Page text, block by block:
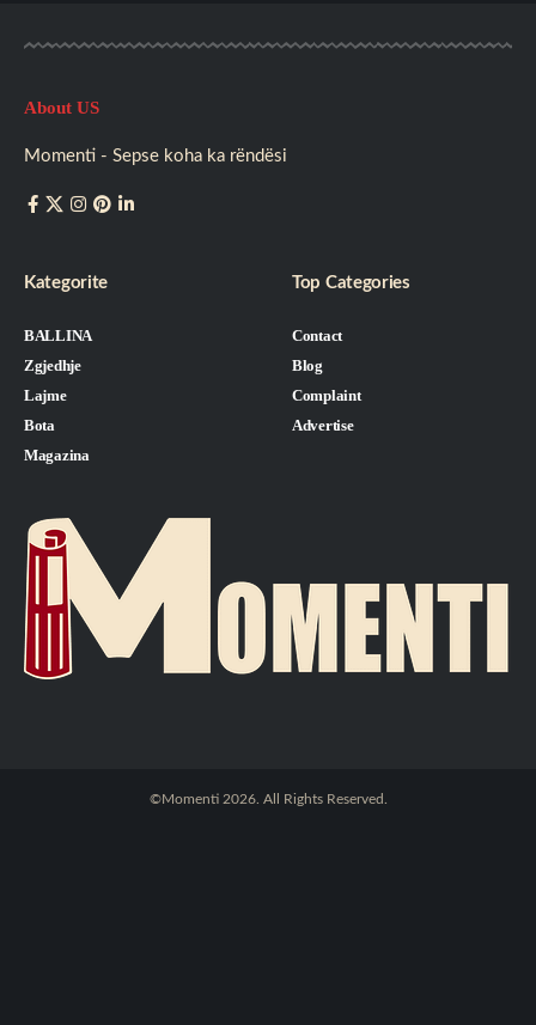
About US
Momenti - Sepse koha ka rëndësi
Kategorite
BALLINA
Zgjedhje
Lajme
Bota
Magazina
Top Categories
Contact
Blog
Complaint
Advertise
©Momenti 2026. All Rights Reserved.